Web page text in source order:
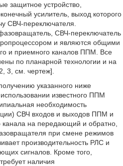
защитное устройство,
усилитель, выход которого
СВЧ-переключателя.
СВЧ-переключатель
и являются общими
и приемного каналов ППМ. Все
по планарной технологии и на
3, см. чертеж].
указанного ниже
известного ППМ
необходимость
СВЧ входов и выходов ППМ и
на передающий и обратно,
при смене режимов
производительность РЛС и
сигналов. Кроме того,
наличия